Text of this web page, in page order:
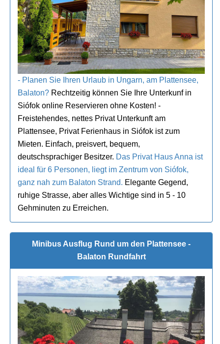
- Planen Sie Ihren Urlaub in Ungarn, am Plattensee,
Balaton? Rechtzeitig können Sie Ihre Unterkunf in
Siófok online Reservieren ohne Kosten! -
Freistehendes, nettes Privat Unterkunft am
Plattensee, Privat Ferienhaus in Siófok ist zum
Mieten. Einfach, preisvert, bequem,
deutschsprachiger Besitzer. Das Privat Haus Anna ist
ideal für 6 Personen, liegt im Zentrum von Siófok,
ganz nah zum Balaton Strand. Elegante Gegend,
ruhige Strasse, aber alles Wichtige sind in 5 - 10
Gehminuten zu Erreichen.
Minibus Ausflug Rund um den Plattensee -
Balaton Rundfahrt